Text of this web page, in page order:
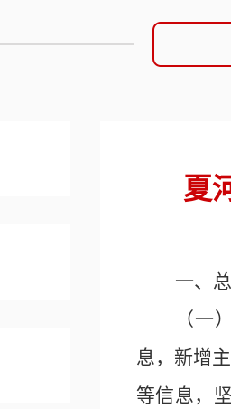
夏
一、
（一
息，新增
等信息，